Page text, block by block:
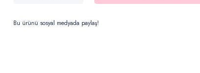
Bu ürünü sosyal medyada paylaş!